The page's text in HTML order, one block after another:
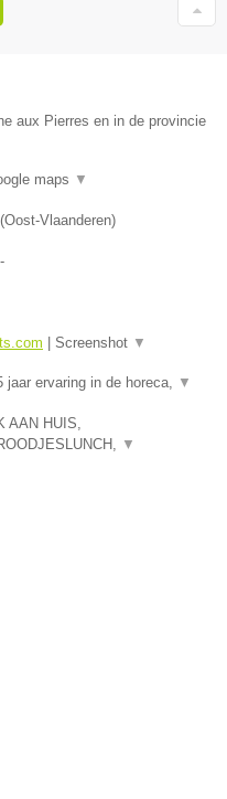
aux Pierres en in de provincie
maps ▼
(Oost-Vlaanderen)
-
Screenshot ▼
ervaring in de horeca, ▼
AAN HUIS,
▼